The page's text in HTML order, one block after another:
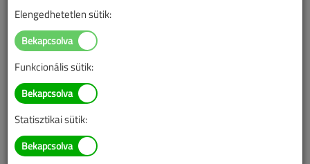
aktiválódik. A hozzáférése nem évül el.
A rendeléshez kérjük, lépjen be!
Illetve, ha még nem tette meg, kérjük, regisztráljon!
Tudnivalók az online cikkvásárlásról
Elengedhetetlen sütik:
Funkcionális sütik:
Statisztikai sütik: